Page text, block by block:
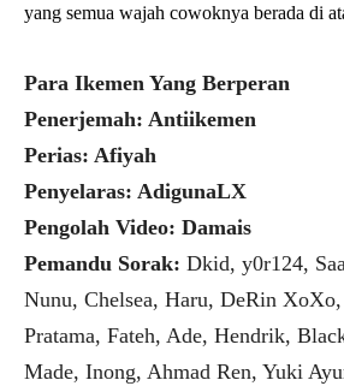
yang semua wajah cowoknya berada di
Para Ikemen Yang Berperan
Penerjemah: Antiikemen
Perias: Afiyah
Penyelaras: AdigunaLX
Pengolah Video: Damais
Pemandu Sorak: Dkid, y0r124,
Nunu, Chelsea, Haru, DeRin
Pratama, Fateh, Ade, Hendrik,
Made, Inong, Ahmad Ren, Yuki